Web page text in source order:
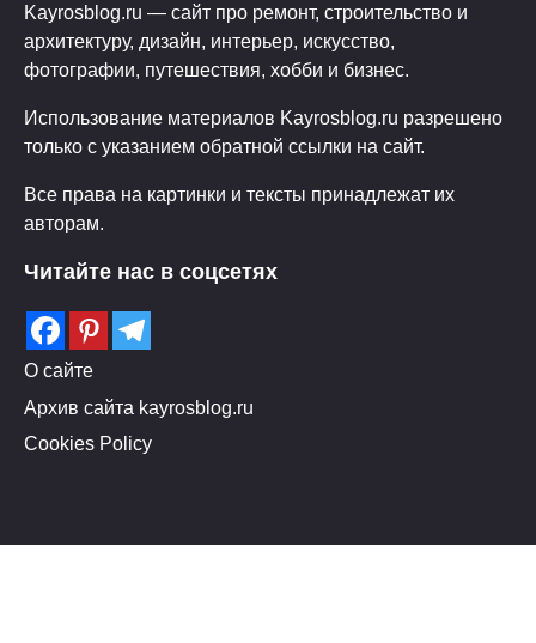
Kayrosblog.ru — сайт про ремонт, строительство и
архитектуру, дизайн, интерьер, искусство,
фотографии, путешествия, хобби и бизнес.
Использование материалов Kayrosblog.ru разрешено
только с указанием обратной ссылки на сайт.
Все права на картинки и тексты принадлежат их
авторам.
Читайте нас в соцсетях
О сайте
Архив сайта kayrosblog.ru
Cookies Policy